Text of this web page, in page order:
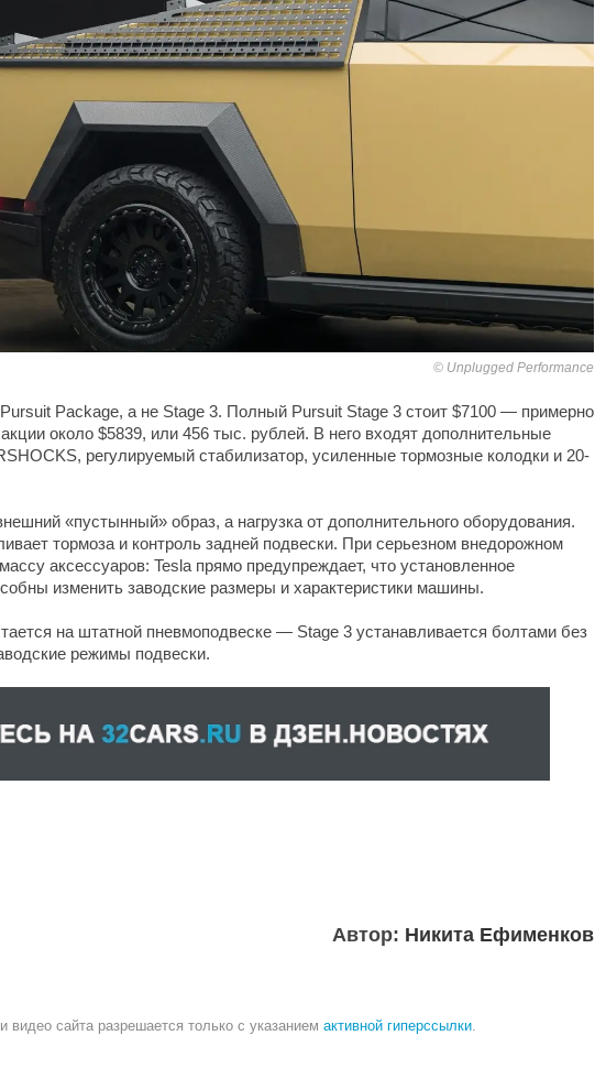
Unplugged Performance
Package, а не Stage 3. Полный Pursuit Stage 3 стоит $7100 — примерно
около $5839, или 456 тыс. рублей. В него входят дополнительные
регулируемый стабилизатор, усиленные тормозные колодки и 20-
«пустынный» образ, а нагрузка от дополнительного оборудования.
тормоза и контроль задней подвески. При серьезном внедорожном
аксессуаров: Tesla прямо предупреждает, что установленное
изменить заводские размеры и характеристики машины.
на штатной пневмоподвеске — Stage 3 устанавливается болтами без
режимы подвески.
Автор: Никита Ефименков
видео сайта разрешается только с указанием активной гиперссылки.